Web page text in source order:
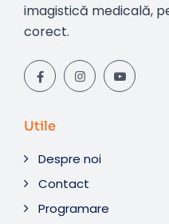
imagistică medicală,
corect.
Utile
Despre noi
Contact
Programare